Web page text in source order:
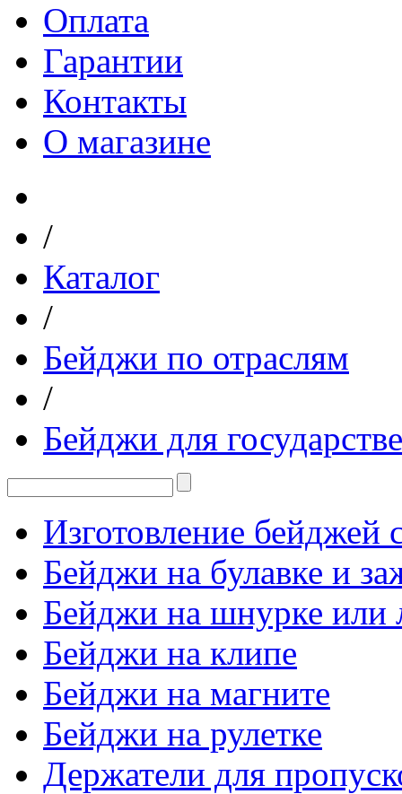
Оплата
Гарантии
Контакты
О магазине
/
Каталог
/
Бейджи по отраслям
/
Бейджи для
Изготовление бейджей
Бейджи на булавке и
Бейджи на шнурке или
Бейджи на клипе
Бейджи на магните
Бейджи на рулетке
Держатели для